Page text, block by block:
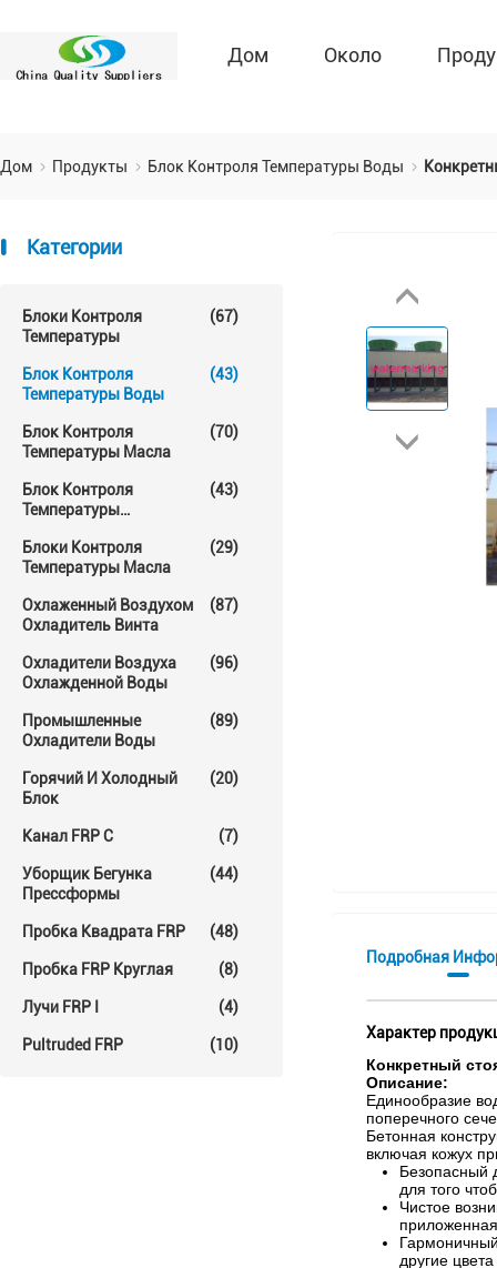
Дом Около
Дом Продукты Блок Контроля Температуры Воды
Категории
Блоки Контроля
Температуры
(67)
Блок Контроля
Температуры Воды
(43)
Блок Контроля
Температуры Масла
(70)
Блок Контроля
Температуры
(43)
Блоки Контроля
Температуры Масла
(29)
Охлаженный Воздухом
Охладитель Винта
(87)
Охладители Воздуха
Охлажденной Воды
(96)
Промышленные
Охладители Воды
(89)
Горячий И Холодный
Блок
(20)
Канал FRP C (7)
Уборщик Бегунка
Прессформы
(44)
Пробка Квадрата FRP (48)
Пробка FRP Круглая (8)
Лучи FRP I (4)
Pultruded FRP (10)
Подробная
Характер
Конкретный
Описание:
Единообразие
поперечного
Бетонная
включая кожух
Безопасный
для того
Чистое
другие